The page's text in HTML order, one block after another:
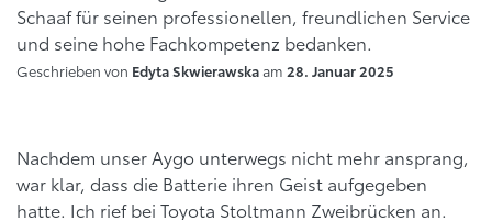
Schaaf für seinen professionellen, freundlichen Service
und seine hohe Fachkompetenz bedanken.
Geschrieben von Edyta Skwierawskaam 28. Januar 2025
Nachdem unser Aygo unterwegs nicht mehr ansprang,
war klar, dass die Batterie ihren Geist aufgegeben
hatte. Ich rief bei Toyota Stoltmann Zweibrücken an.